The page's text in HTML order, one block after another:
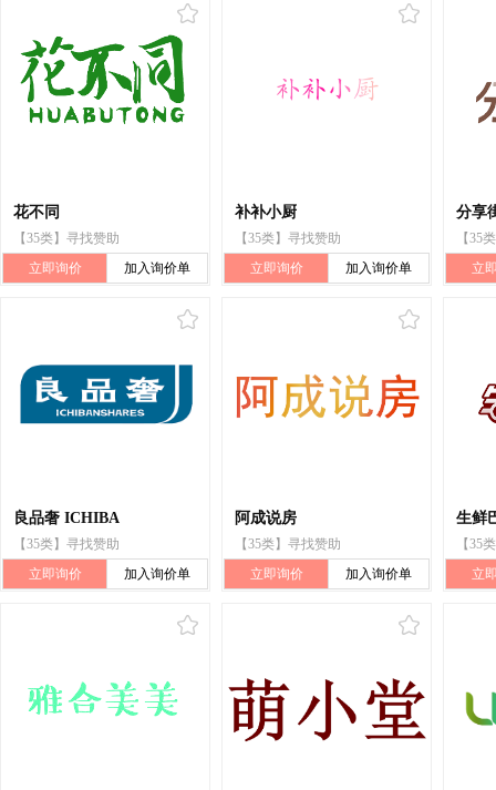
花不同
【35类】寻找赞助
立即询价
加入询价单
补补小厨
【35类】寻找赞助
立即询价
加入询价单
分享
【35
立
良品奢 ICHIBA
【35类】寻找赞助
立即询价
加入询价单
阿成说房
【35类】寻找赞助
立即询价
加入询价单
生鲜
【35
立